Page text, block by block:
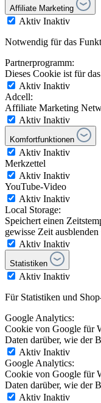
Affiliate Marketing
Aktiv Inaktiv
Notwendig für das
Partnerprogramm:
Dieses Cookie ist für
Aktiv Inaktiv
Adcell:
Affiliate Marketing
Aktiv Inaktiv
Komfortfunktionen
Aktiv Inaktiv
Merkzettel
Aktiv Inaktiv
YouTube-Video
Aktiv Inaktiv
Local Storage:
Speichert einen
gewisse Zeit
Aktiv Inaktiv
Statistiken
Aktiv Inaktiv
Für Statistiken und
Google Analytics:
Cookie von Google für
Daten darüber, wie der
Aktiv Inaktiv
Google Analytics:
Cookie von Google für
Daten darüber, wie der
Aktiv Inaktiv